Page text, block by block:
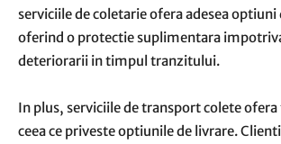
serviciile de coletarie ofera adesea optiuni
oferind o protectie suplimentara
deteriorarii in timpul tranzitului.
In plus, serviciile de transport colete
ceea ce priveste optiunile de livrare.